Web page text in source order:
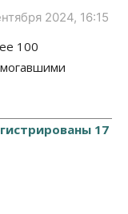
2024, 16:15
100